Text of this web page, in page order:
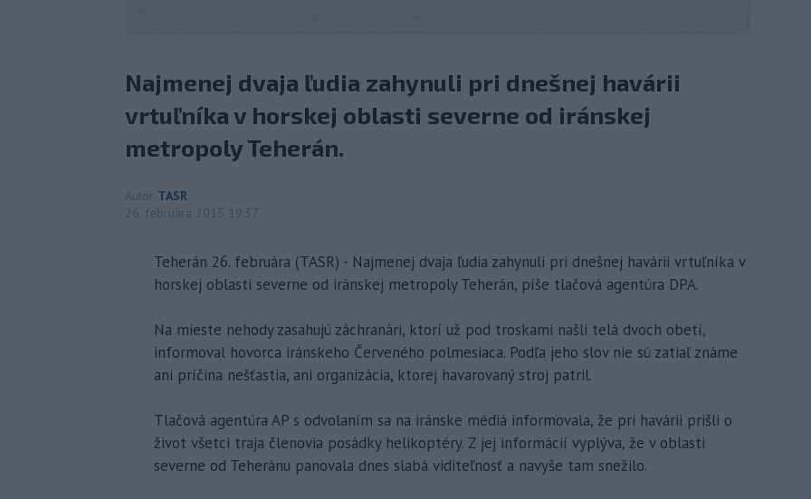
Najmenej dvaja ľudia zahynuli pri dnešnej havárii
vrtuľníka v horskej oblasti severne od iránskej
metropoly Teherán.
Autor TASR
26. februára 2015 19:37
Teherán 26. februára (TASR) - Najmenej dvaja ľudia zahynuli pri dnešnej havárii vrtuľníka v
horskej oblasti severne od iránskej metropoly Teherán, píše tlačová agentúra DPA.
Na mieste nehody zasahujú záchranári, ktorí už pod troskami našli telá dvoch obetí,
informoval hovorca iránskeho Červeného polmesiaca. Podľa jeho slov nie sú zatiaľ známe
ani príčina nešťastia, ani organizácia, ktorej havarovaný stroj patril.
Tlačová agentúra AP s odvolaním sa na iránske médiá informovala, že pri havárii prišli o
život všetci traja členovia posádky helikoptéry. Z jej informácií vyplýva, že v oblasti
severne od Teheránu panovala dnes slabá viditeľnosť a navyše tam snežilo.